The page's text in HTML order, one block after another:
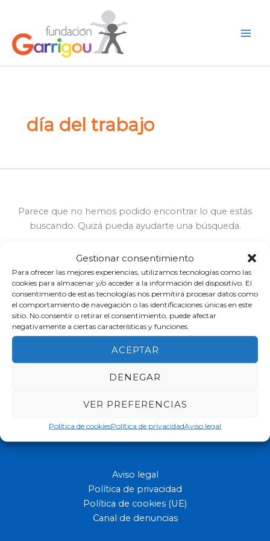
Gestionar consentimiento
Para ofrecer las mejores experiencias, utilizamos tecnologías como las
cookies para almacenar y/o acceder a la información del dispositivo. El
consentimiento de estas tecnologías nos permitirá procesar datos como
el comportamiento de navegación o las identificaciones únicas en este
sitio. No consentir o retirar el consentimiento, puede afectar
negativamente a ciertas características y funciones.
ACEPTAR
DENEGAR
VER PREFERENCIAS
Política de cookiesPolítica de privacidadAviso legal
contenido
Buscar
día del trabajo
Parece que no hemos podido encontrar lo que estás
buscando. Quizá pueda ayudarte una búsqueda.
una educación de máxima calidad.
Aviso legal
Política de privacidad
Política de cookies (UE)
Canal de denuncias